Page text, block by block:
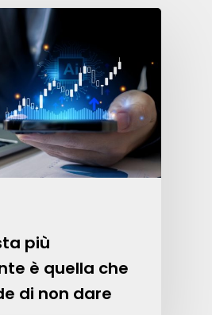
più
è quella che
di non dare